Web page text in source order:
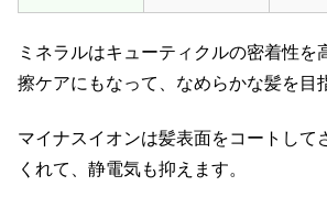
ミネラルはキューティクルの密着性を
擦ケアにもなって、なめらかな髪を目
マイナスイオンは髪表面をコートして
くれて、静電気も抑えます。